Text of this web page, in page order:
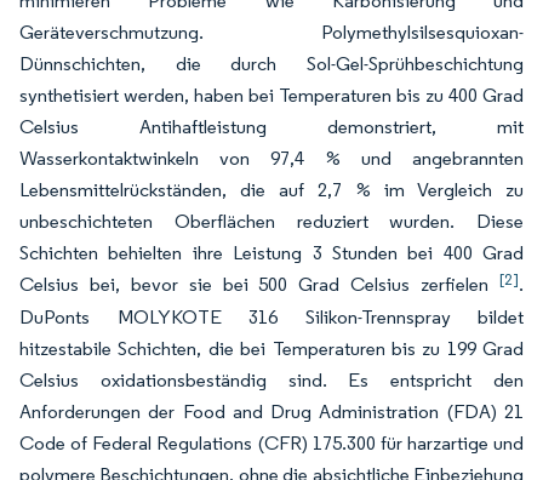
Geräteverschmutzung. Polymethylsilsesquioxan-
Dünnschichten, die durch Sol-Gel-Sprühbeschichtung
synthetisiert werden, haben bei Temperaturen bis zu 400 Grad
Celsius Antihaftleistung demonstriert, mit
Wasserkontaktwinkeln von 97,4 % und angebrannten
Lebensmittelrückständen, die auf 2,7 % im Vergleich zu
unbeschichteten Oberflächen reduziert wurden. Diese
Schichten behielten ihre Leistung 3 Stunden bei 400 Grad
Celsius bei, bevor sie bei 500 Grad Celsius zerfielen [2].
DuPonts MOLYKOTE 316 Silikon-Trennspray bildet
hitzestabile Schichten, die bei Temperaturen bis zu 199 Grad
Celsius oxidationsbeständig sind. Es entspricht den
Anforderungen der Food and Drug Administration (FDA) 21
Code of Federal Regulations (CFR) 175.300 für harzartige und
polymere Beschichtungen, ohne die absichtliche Einbeziehung